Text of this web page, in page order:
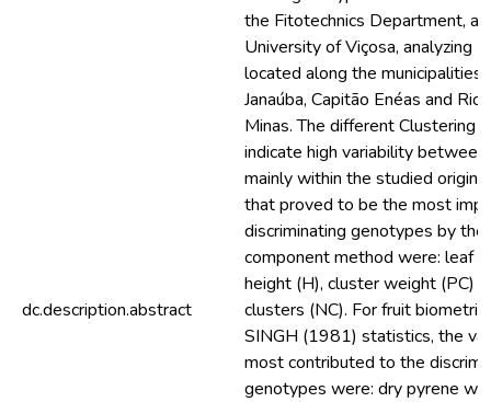
dc.description.abstract
the Fitotechnics Department,
University of Viçosa, analyzing
located along the municipalities
Janaúba, Capitão Enéas and
Minas. The different Clustering
indicate high variability
mainly within the studied
that proved to be the most
discriminating genotypes by the
component method were: leaf
height (H), cluster weight (PC)
clusters (NC). For fruit
SINGH (1981) statistics, the
most contributed to the
genotypes were: dry pyrene